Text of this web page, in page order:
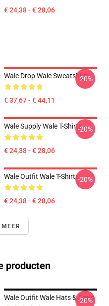
€ 24,38 - € 28,06
Wale Drop Wale Sweatshirts
€ 37,67 - € 44,11
-20%
Wale Supply Wale T-Shirts
€ 24,38 - € 28,06
-20%
Wale Outfit Wale T-Shirts
€ 24,38 - € 28,06
-20%
producten
Wale Outfit Wale Hats & Caps
-20%